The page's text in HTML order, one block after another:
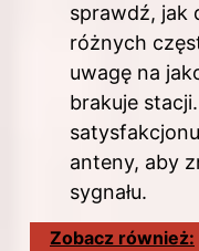
sprawdź, jak
różnych
uwagę na
brakuje
anteny, aby
sygnału.
Zobacz również: